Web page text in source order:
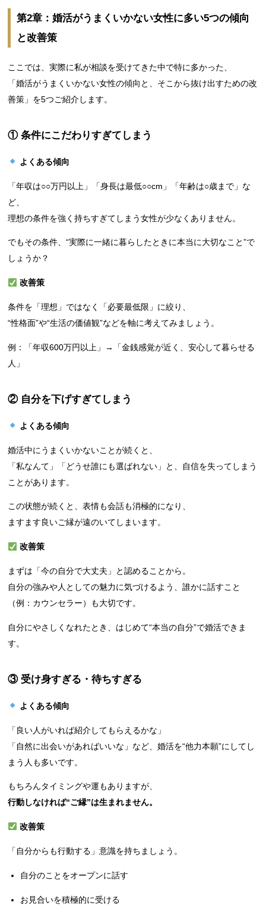
第2章：婚活がうまくいかない女性に多い5つの傾向
と改善策
ここでは、実際に私が相談を受けてきた中で特に多かった、
「婚活がうまくいかない女性の傾向と、そこから抜け出すための改
善策」を5つご紹介します。
① 条件にこだわりすぎてしまう
よくある傾向
「年収は○○万円以上」「身長は最低○○cm」「年齢は○歳まで」な
ど、
理想の条件を強く持ちすぎてしまう女性が少なくありません。
でもその条件、“実際に一緒に暮らしたときに本当に大切なこと”で
しょうか？
改善策
条件を「理想」ではなく「必要最低限」に絞り、
“性格面”や“生活の価値観”などを軸に考えてみましょう。
例：「年収600万円以上」→「金銭感覚が近く、安心して暮らせる
人」
② 自分を下げすぎてしまう
よくある傾向
婚活中にうまくいかないことが続くと、
「私なんて」「どうせ誰にも選ばれない」と、自信を失ってしまう
ことがあります。
この状態が続くと、表情も会話も消極的になり、
ますます良いご縁が遠のいてしまいます。
改善策
まずは「今の自分で大丈夫」と認めることから。
自分の強みや人としての魅力に気づけるよう、誰かに話すこと
（例：カウンセラー）も大切です。
自分にやさしくなれたとき、はじめて“本当の自分”で婚活できま
す。
③ 受け身すぎる・待ちすぎる
よくある傾向
「良い人がいれば紹介してもらえるかな」
「自然に出会いがあればいいな」など、婚活を“他力本願”にしてし
まう人も多いです。
もちろんタイミングや運もありますが、
行動しなければ“ご縁”は生まれません。
改善策
「自分からも行動する」意識を持ちましょう。
自分のことをオープンに話す
お見合いを積極的に受ける